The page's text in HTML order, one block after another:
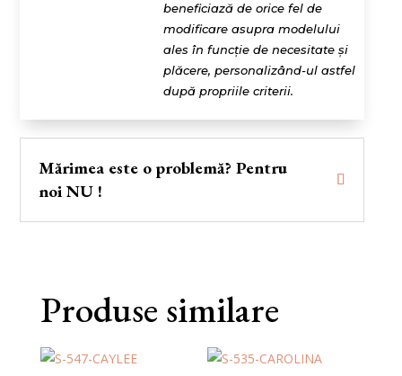
beneficiază de orice fel de
modificare asupra modelului
ales în funcție de necesitate și
plăcere, personalizând-ul astfel
după propriile criterii.
Mărimea este o problemă? Pentru
noi NU !
Produse similare